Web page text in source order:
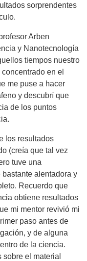
sorprendentes
Arben
y Nanotecnología
tiempos nuestro
en el
me puse a hacer
y descubrí que
de los puntos
los resultados
(creía que tal vez
tuve una
alentadora y
Recuerdo que
obtiene resultados
mi mentor revivió mi
paso antes de
y de alguna
de la ciencia.
el material